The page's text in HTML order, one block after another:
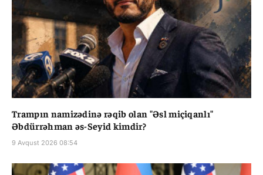
Trampın namizədinə rəqib olan "Əsl miçiqanlı"
Əbdürrəhman əs-Seyid kimdir?
9 Avqust 2026 08:54